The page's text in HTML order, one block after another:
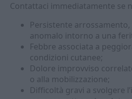
Contattaci immediatamente se
Persistente
anomalo intorno a una
Febbre associata a
condizioni cutanee;
Dolore improvviso
o alla mobilizzazione;
Difficoltà gravi a svolgere